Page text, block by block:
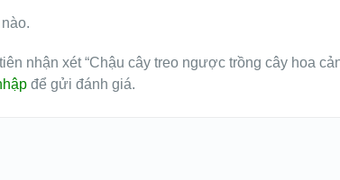
nhận xét “Chậu cây treo ngược trồng cây hoa
để gửi đánh giá.